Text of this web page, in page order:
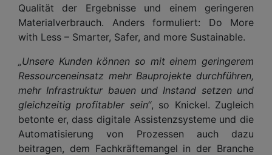
Qualität der Ergebnisse und einem geringeren
Materialverbrauch. Anders formuliert: Do More
with Less – Smarter, Safer, and more Sustainable.
„Unsere Kunden können so mit einem geringerem
Ressourceneinsatz mehr Bauprojekte durchführen,
mehr Infrastruktur bauen und Instand setzen und
gleichzeitig profitabler sein“, so Knickel. Zugleich
betonte er, dass digitale Assistenzsysteme und die
Automatisierung von Prozessen auch dazu
beitragen, dem Fachkräftemangel in der Branche